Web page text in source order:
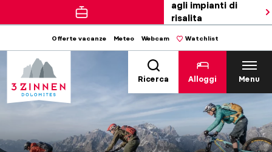
agli impianti di
risalita
Offerte vacanze Meteo Webcam Watchlist
Ricerca Alloggi Menu